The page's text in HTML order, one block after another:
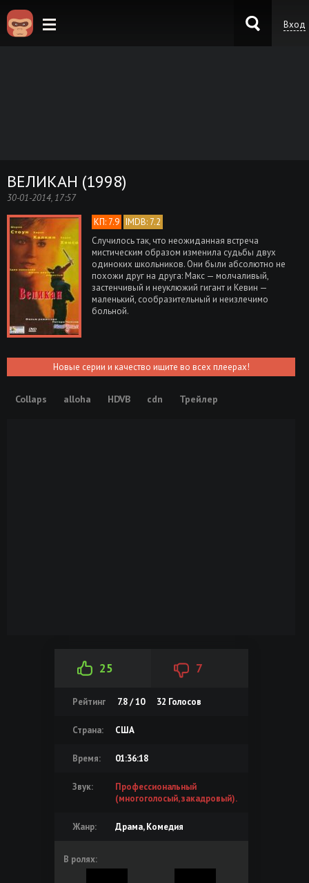
Вход
ВЕЛИКАН (1998)
30-01-2014, 17:57
КП: 7.9 IMDB: 7.2
Случилось так, что неожиданная встреча
мистическим образом изменила судьбы двух
одиноких школьников. Они были абсолютно не
похожи друг на друга: Макс — молчаливый,
застенчивый и неуклюжий гигант и Кевин —
маленький, сообразительный и неизлечимо
больной.
Новые серии и качество ищите во всех плеерах!
Collaps alloha HDVB cdn Трейлер
25 7
Рейтинг 7.8 / 10 32 Голосов
Страна: США
Время: 01:36:18
Звук:
Профессиональный
(многоголосый, закадровый).
Жанр: Драма, Комедия
В ролях: